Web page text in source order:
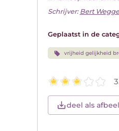
Schrijver: Bert
Geplaatst in de
vrijheid gelijkheid
deel als